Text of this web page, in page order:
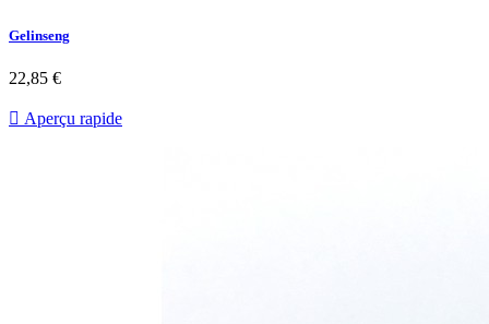
Gelinseng
22,85 €
 Aperçu rapide